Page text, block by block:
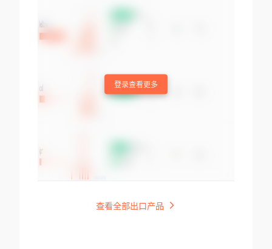
登录查看更多
查看全部出口产品